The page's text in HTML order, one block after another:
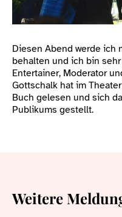
Diesen Abend werde ich
behalten und ich bin
Entertainer, Moderator
Gottschalk hat im
Buch gelesen und sich
Publikums gestellt.
Weitere